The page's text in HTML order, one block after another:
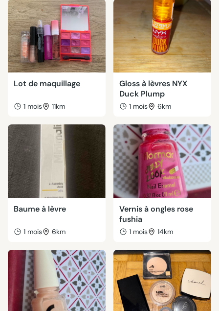
Lot de maquillage
1 mois 11km
Gloss à lèvres NYX
Duck Plump
1 mois 6km
Baume à lèvre
1 mois 6km
Vernis à ongles rose
fushia
1 mois 14km